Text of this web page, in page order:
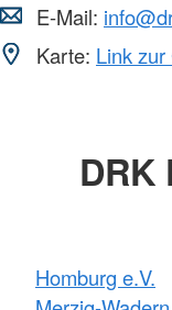
E-Mail:
Karte: Link
Homburg e.V.